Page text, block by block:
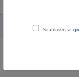
Alba CD
David Garrett
Souhlasím se